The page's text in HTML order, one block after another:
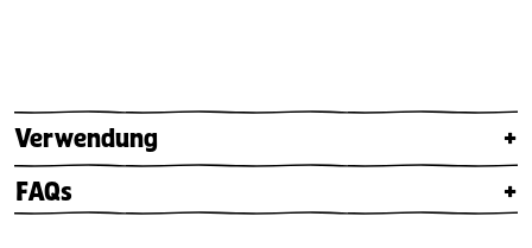
Verwendung
+
FAQs
+